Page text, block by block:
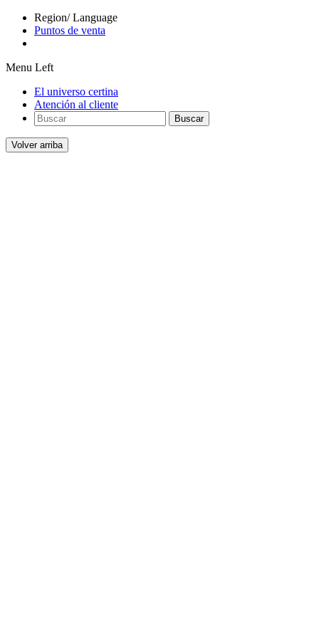
Region/ Language
Puntos de venta
Menu Left
El universo certina
Atención al cliente
Buscar
Volver arriba